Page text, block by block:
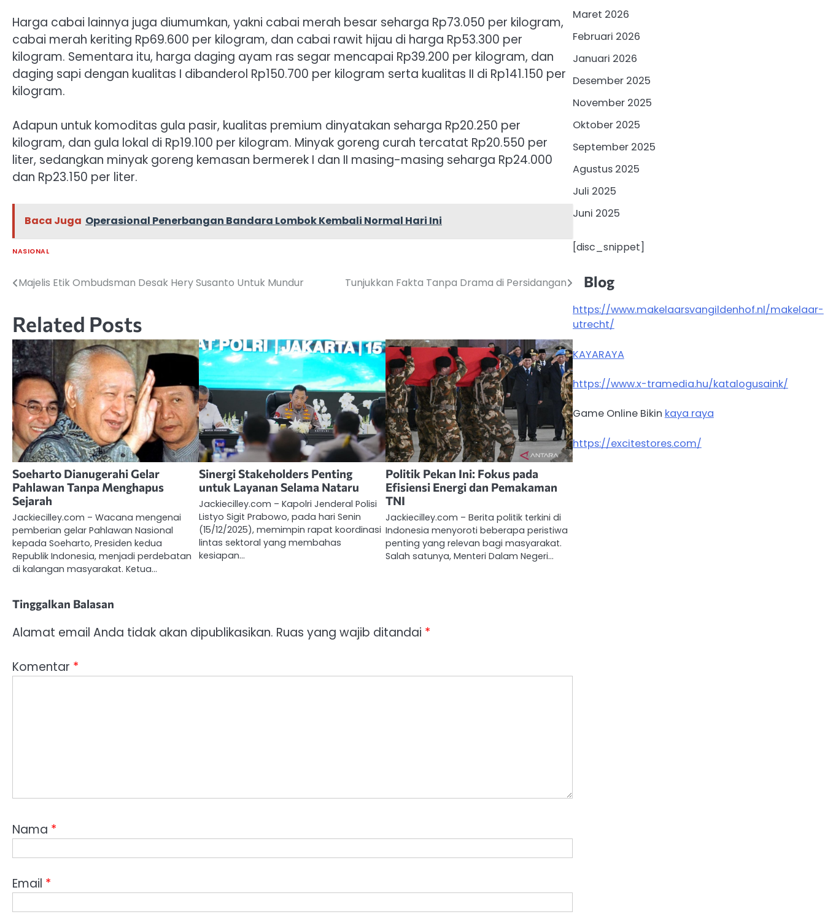
Harga cabai lainnya juga diumumkan, yakni cabai merah besar seharga Rp73.050 per kilogram,
cabai merah keriting Rp69.600 per kilogram, dan cabai rawit hijau di harga Rp53.300 per
kilogram. Sementara itu, harga daging ayam ras segar mencapai Rp39.200 per kilogram, dan
daging sapi dengan kualitas I dibanderol Rp150.700 per kilogram serta kualitas II di Rp141.150 per
kilogram.
Adapun untuk komoditas gula pasir, kualitas premium dinyatakan seharga Rp20.250 per
kilogram, dan gula lokal di Rp19.100 per kilogram. Minyak goreng curah tercatat Rp20.550 per
liter, sedangkan minyak goreng kemasan bermerek I dan II masing-masing seharga Rp24.000
dan Rp23.150 per liter.
Baca Juga Operasional Penerbangan Bandara Lombok Kembali Normal Hari Ini
NASIONAL
Navigasi
Majelis Etik Ombudsman Desak Hery Susanto Untuk Mundur Tunjukkan Fakta Tanpa Drama di Persidangan
Related Posts
Soeharto Dianugerahi Gelar
Pahlawan Tanpa Menghapus
Sejarah
Jackiecilley.com – Wacana mengenai
pemberian gelar Pahlawan Nasional
kepada Soeharto, Presiden kedua
Republik Indonesia, menjadi perdebatan
di kalangan masyarakat. Ketua…
Sinergi Stakeholders Penting
untuk Layanan Selama Nataru
Jackiecilley.com – Kapolri Jenderal Polisi
Listyo Sigit Prabowo, pada hari Senin
(15/12/2025), memimpin rapat koordinasi
lintas sektoral yang membahas
kesiapan…
Politik Pekan Ini: Fokus pada
Efisiensi Energi dan Pemakaman
TNI
Jackiecilley.com – Berita politik terkini di
Indonesia menyoroti beberapa peristiwa
penting yang relevan bagi masyarakat.
Salah satunya, Menteri Dalam Negeri…
Tinggalkan Balasan
Alamat email Anda tidak akan dipublikasikan. Ruas yang wajib ditandai *
Komentar *
Nama *
Email *
Maret 2026
Februari 2026
Januari 2026
Desember 2025
November 2025
Oktober 2025
September 2025
Agustus 2025
Juli 2025
Juni 2025
[disc_snippet]
Blog
https://www.makelaarsvangildenhof.nl/makelaar-
utrecht/
KAYARAYA
https://www.x-tramedia.hu/katalogusaink/
Game Online Bikin kaya raya
https://excitestores.com/